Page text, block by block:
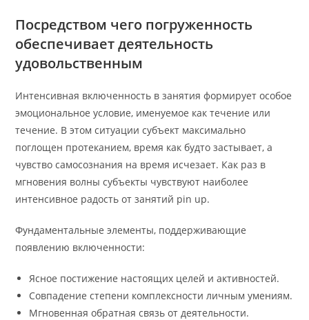
Посредством чего погруженность
обеспечивает деятельность
удовольственным
Интенсивная включенность в занятия формирует особое
эмоциональное условие, именуемое как течение или
течение. В этом ситуации субъект максимально
поглощен протеканием, время как будто застывает, а
чувство самосознания на время исчезает. Как раз в
мгновения волны субъекты чувствуют наиболее
интенсивное радость от занятий pin up.
Фундаментальные элементы, поддерживающие
появлению включенности:
Ясное постижение настоящих целей и активностей.
Совпадение степени комплексности личным умениям.
Мгновенная обратная связь от деятельности.